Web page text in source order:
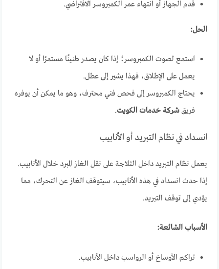
قدم الجهاز أو انتهاء عمر الكمبروسر الافتراضي.
الحل:
استمع لصوت الكمبروسر؛ إذا كان يصدر طنينًا مستمرًا أو لا
يعمل على الإطلاق، فهذا يشير إلى عطل.
يحتاج الكمبروسر إلى فحص فني محترف، وهو ما يمكن أن يوفره
فريقشركة خدمات الكويت.
انسداد في نظام التبريد أو الأنابيب
يعمل نظام التبريد داخل الثلاجة على نقل الغاز المبرد خلال الأنابيب.
إذا حدث انسداد في هذه الأنابيب، سيتوقف الغاز عن التحرك، مما
يؤدي إلى توقف التبريد.
الأسباب الشائعة:
تراكم الأوساخ أو الرواسب داخل الأنابيب.